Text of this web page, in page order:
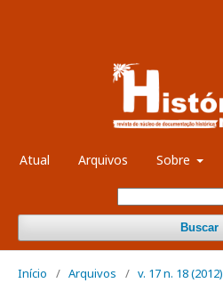
Atual Arquivos Sobre
Buscar
Início / Arquivos / v. 17 n. 18 (2012)